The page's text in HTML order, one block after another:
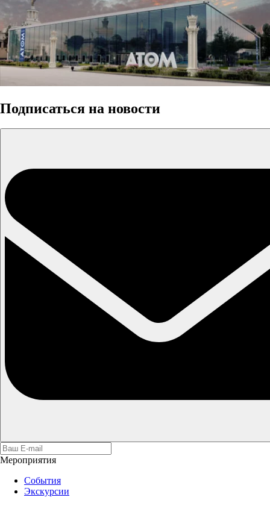
Подписаться на новости
Мероприятия
События
Экскурсии